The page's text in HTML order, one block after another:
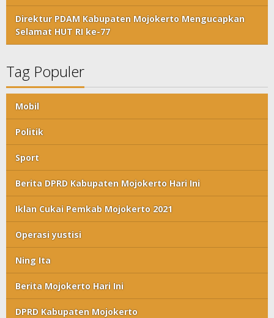
Direktur PDAM Kabupaten Mojokerto Mengucapkan
Selamat HUT RI ke-77
Tag Populer
Mobil
Politik
Sport
Berita DPRD Kabupaten Mojokerto Hari Ini
Iklan Cukai Pemkab Mojokerto 2021
Operasi yustisi
Ning Ita
Berita Mojokerto Hari Ini
DPRD Kabupaten Mojokerto